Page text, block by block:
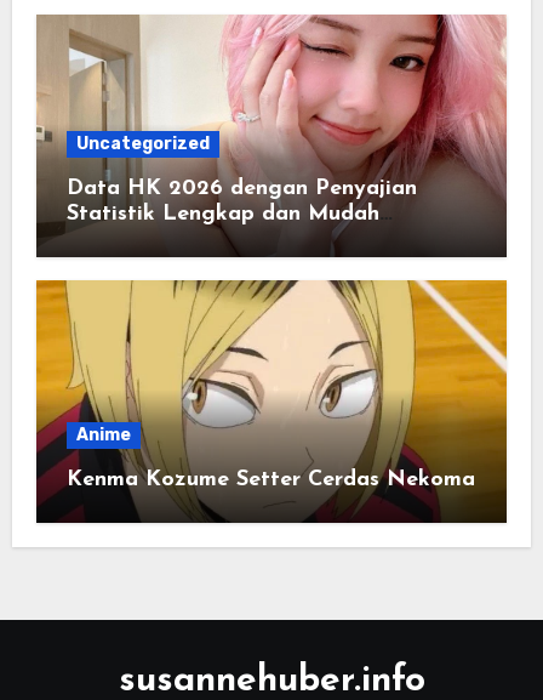
Uncategorized
Data HK 2026 dengan Penyajian
Statistik Lengkap dan Mudah
Anime
Kenma Kozume Setter Cerdas Nekoma
susannehuber.info